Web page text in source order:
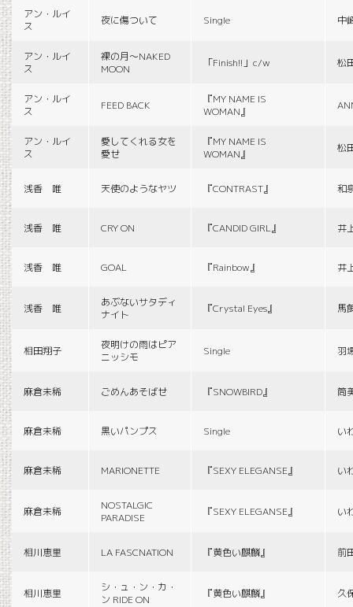
アン・ルイ
ス
夜に傷ついて Single 中
アン・ルイ
ス
裸の月〜NAKED
MOON
「Finish!!」c/w 松
アン・ルイ
ス
FEED BACK
『MY NAME IS
WOMAN』
アン・ルイ
ス
愛してくれる女を
愛せ
『MY NAME IS
WOMAN』
松
浅香 唯 天使のようなヤツ 『CONTRAST』 和
浅香 唯 CRY ON 『CANDID GIRL』 井
浅香 唯 GOAL 『Rainbow』 井
浅香 唯
あぶないサタディ
ナイト
『Crystal Eyes』 馬
相田翔子
夜明けの雨はピア
ニッシモ
Single 羽
麻倉未稀 ごめんあそばせ 『SNOWBIRD』 筒
麻倉未稀 黒いパンプス Single い
麻倉未稀 MARIONETTE 『SEXY ELEGANSE』 い
麻倉未稀
NOSTALGIC
PARADISE
『SEXY ELEGANSE』 い
相川恵里 LA FASCNATION 『黄色い麒麟』 前
相川恵里
シ・ュ・ン・カ・
ン RIDE ON
『黄色い麒麟』 久